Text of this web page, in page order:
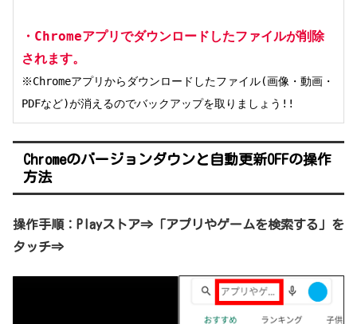
・Chromeアプリでダウンロードしたファイルが削除
されます。
※Chromeアプリからダウンロードしたファイル(画像・動画・
PDFなど)が消えるのでバックアップを取りましょう!!
Chromeのバージョンダウンと自動更新OFFの操作
方法
操作手順：Playストア⇒「アプリやゲームを検索する」を
タッチ⇒